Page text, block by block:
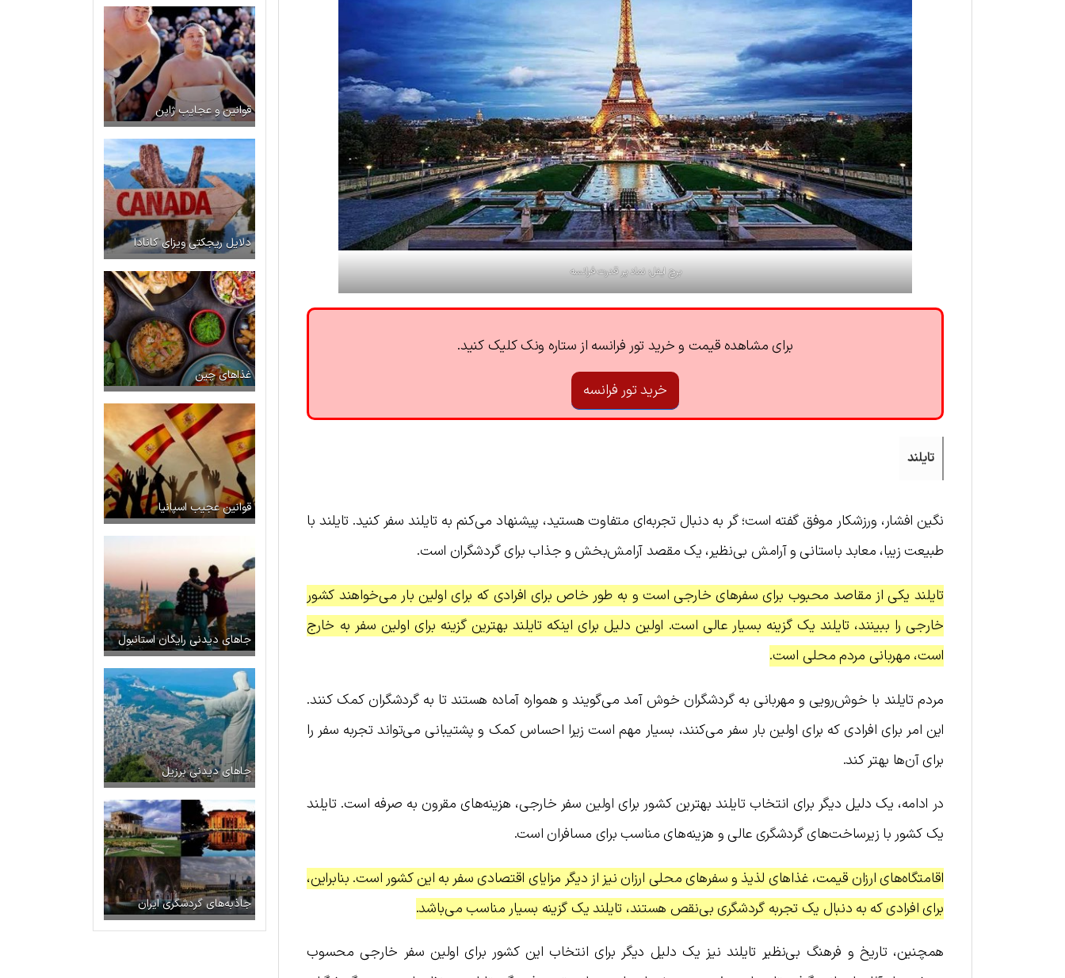
برج ایفل؛ نماد پر قدرت فرانسه
برای مشاهده قیمت و خرید تور فرانسه از ستاره ونک کلیک کنید.
خرید تور فرانسه
تایلند
نگین افشار، ورزشکار موفق گفته است؛ گر به دنبال تجربه‌ای متفاوت هستید، پیشنهاد می‌کنم به تایلند سفر کنید. تایلند با
طبیعت زیبا، معابد باستانی و آرامش بی‌نظیر، یک مقصد آرامش‌بخش و جذاب برای گردشگران است.
تایلند یکی از مقاصد محبوب برای سفرهای خارجی است و به طور خاص برای افرادی که برای اولین بار می‌خواهند کشور
خارجی را ببینند، تایلند یک گزینه بسیار عالی است. اولین دلیل برای اینکه تایلند بهترین گزینه برای اولین سفر به خارج
است، مهربانی مردم محلی است.
مردم تایلند با خوش‌رویی و مهربانی به گردشگران خوش آمد می‌گویند و همواره آماده هستند تا به گردشگران کمک کنند.
این امر برای افرادی که برای اولین بار سفر می‌کنند، بسیار مهم است زیرا احساس کمک و پشتیبانی می‌تواند تجربه سفر را
برای آن‌ها بهتر کند.
در ادامه، یک دلیل دیگر برای انتخاب تایلند بهترین کشور برای اولین سفر خارجی، هزینه‌های مقرون به صرفه است. تایلند
یک کشور با زیرساخت‌های گردشگری عالی و هزینه‌های مناسب برای مسافران است.
اقامتگاه‌های ارزان قیمت، غذاهای لذیذ و سفرهای محلی ارزان نیز از دیگر مزایای اقتصادی سفر به این کشور است. بنابراین،
برای افرادی که به دنبال یک تجربه گردشگری بی‌نقص هستند، تایلند یک گزینه بسیار مناسب می‌باشد.
همچنین، تاریخ و فرهنگ بی‌نظیر تایلند نیز یک دلیل دیگر برای انتخاب این کشور برای اولین سفر خارجی محسوب
قوانین و عجایب ژاپن
دلایل ریجکتی ویزای کانادا
غذاهای چین
قوانین عجیب اسپانیا
جاهای دیدنی رایگان استانبول
جاهای دیدنی برزیل
جاذبه‌های گردشگری ایران